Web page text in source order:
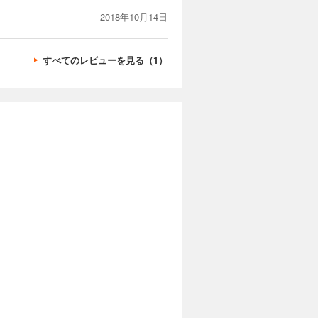
カートに入れる
彼ら
その
つの
2018年10月14日
すべてのレビューを見る（1）